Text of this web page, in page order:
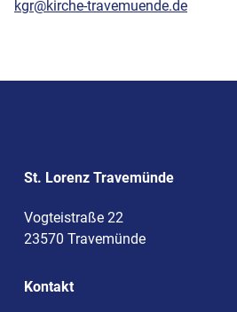
kgr@kirche-travemuende.de
St. Lorenz Travemünde
Vogteistraße 22
23570 Travemünde
Kontakt